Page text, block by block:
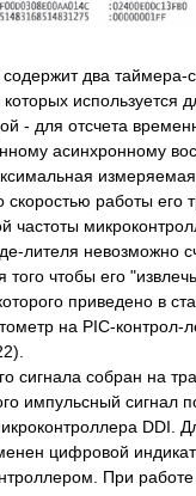
два таймера-
используется
- для отсчета
асинхронному
измеряемая
скоростью работы его
частоты
лителя невозможно
чтобы его
приведено в
на PIC-контрол-
сигнала собран на
импульсный сигнал
DDI.
цифровой
При